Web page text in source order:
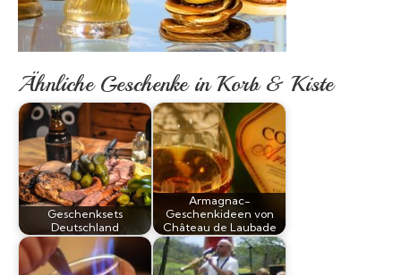
Ähnliche Geschenke in Korb & Kiste
Geschenksets
Deutschland
Armagnac-
Geschenkideen von
Château de Laubade